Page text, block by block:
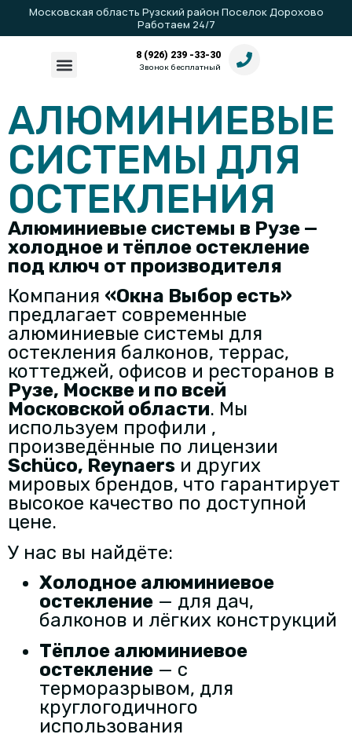
Московская область Рузский район Поселок Дорохово
Работаем 24/7
8 (926) 239 -33-30
Звонок бесплатный
АЛЮМИНИЕВЫЕ
СИСТЕМЫ ДЛЯ
ОСТЕКЛЕНИЯ
Алюминиевые системы в Рузе —
холодное и тёплое остекление
под ключ от производителя
Компания «Окна Выбор есть»
предлагает современные
алюминиевые системы для
остекления балконов, террас,
коттеджей, офисов и ресторанов в
Рузе, Москве и по всей
Московской области. Мы
используем профили ,
произведённые по лицензии
Schüco, Reynaers и других
мировых брендов, что гарантирует
высокое качество по доступной
цене.
У нас вы найдёте:
Холодное алюминиевое
остекление — для дач,
балконов и лёгких конструкций
Тёплое алюминиевое
остекление — с
терморазрывом, для
круглогодичного
использования